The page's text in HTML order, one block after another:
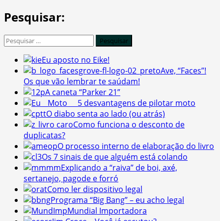
Pesquisar:
Pesquisar
Eu aposto no Eike!
Ave, “Faces”!
Os que vão lembrar te saúdam!
A caneta “Parker 21”
5 desvantagens de pilotar moto
O diabo senta ao lado (ou atrás)
Como funciona o desconto de
duplicatas?
O processo interno de elaboração do livro
Os 7 sinais de que alguém está colando
Explicando a “raiva” de boi, axé,
sertanejo, pagode e forró
Como ler dispositivo legal
Programa “Big Bang” – eu acho legal
Mundial Importadora